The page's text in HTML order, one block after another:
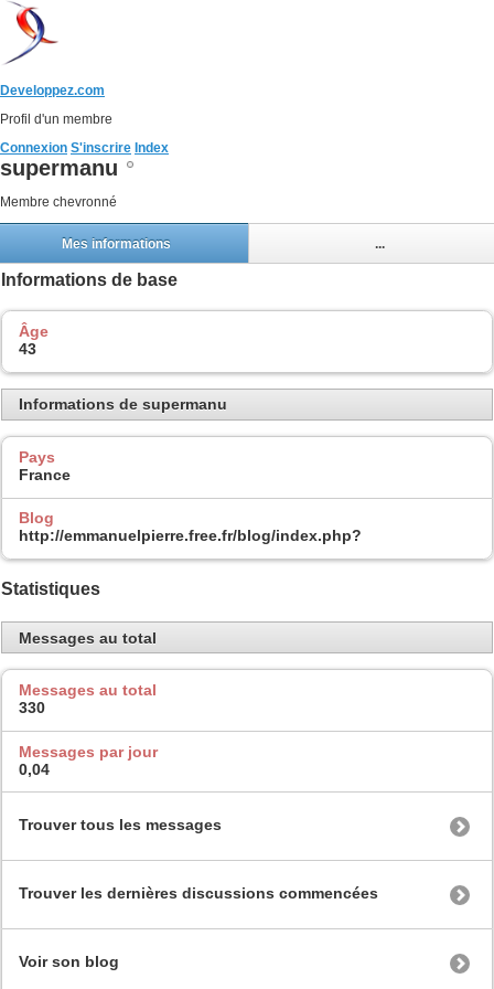
Developpez.com
Profil d'un membre
Connexion S'inscrire Index
supermanu
Membre chevronné
Mes informations ...
Informations de base
Âge
43
Informations de supermanu
Pays
France
Blog
http://emmanuelpierre.free.fr/blog/index.php?
Statistiques
Messages au total
Messages au total
330
Messages par jour
0,04
Trouver tous les messages
Trouver les dernières discussions commencées
Voir son blog